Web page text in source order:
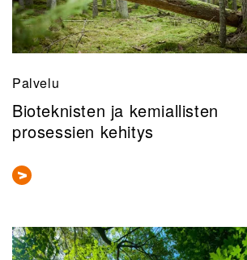
Palvelu
Bioteknisten ja kemiallisten
prosessien kehitys